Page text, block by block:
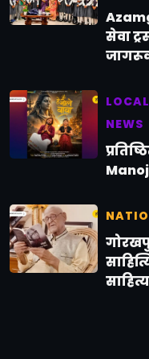
सेवा
LOCAL
NEWS